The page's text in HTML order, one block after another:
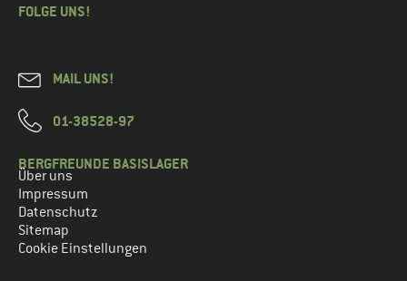
FOLGE UNS!
MAIL UNS!
01-38528-97
BERGFREUNDE BASISLAGER
Über uns
Impressum
Datenschutz
Sitemap
Cookie Einstellungen